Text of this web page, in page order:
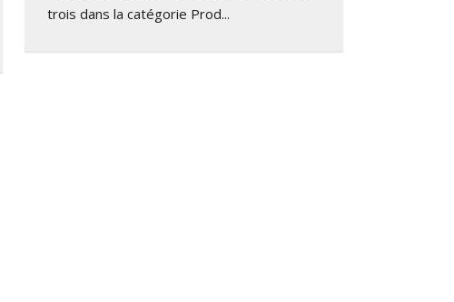
trois dans la catégorie Prod...